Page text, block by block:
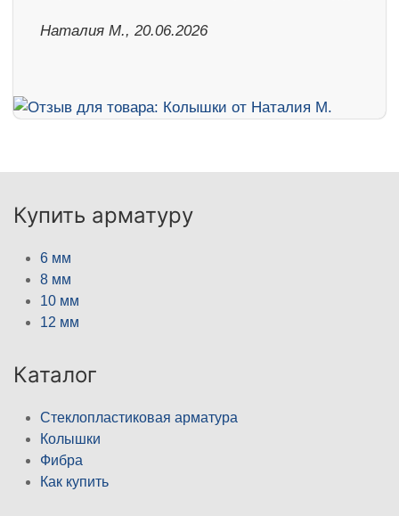
Наталия М., 20.06.2026
Купить арматуру
6 мм
8 мм
10 мм
12 мм
Каталог
Стеклопластиковая арматура
Колышки
Фибра
Как купить